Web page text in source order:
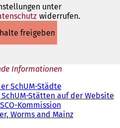
unter
(Öffnet
einem
neuen
widerrufen.
freigeben
Informationen
SchUM-Städte
Ö
f
Stätten auf der Website
Kommission
Ö
Worms and Mainz(